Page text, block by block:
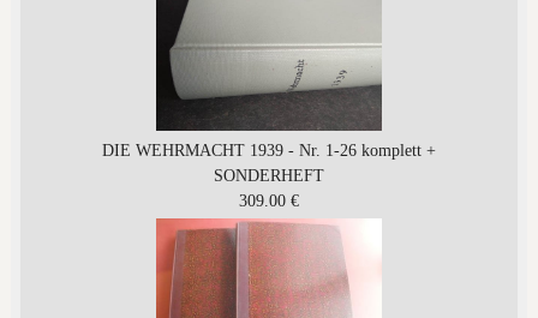
DIE WEHRMACHT 1939 - Nr. 1-26 komplett +
SONDERHEFT
309.00 €